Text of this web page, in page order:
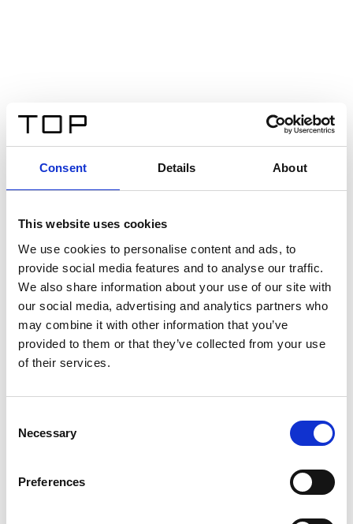
Consent Details About
This website uses cookies
We use cookies to personalise content and ads, to
provide social media features and to analyse our traffic.
We also share information about your use of our site with
our social media, advertising and analytics partners who
may combine it with other information that you’ve
provided to them or that they’ve collected from your use
of their services.
Selection
Necessary
Preferences